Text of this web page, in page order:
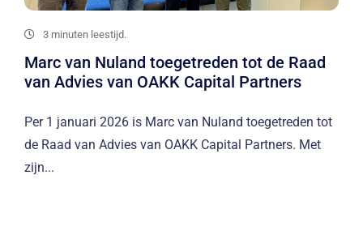
3 minuten leestijd.
Marc van Nuland toegetreden tot de Raad
van Advies van OAKK Capital Partners
Per 1 januari 2026 is Marc van Nuland toegetreden tot
de Raad van Advies van OAKK Capital Partners. Met
zijn...